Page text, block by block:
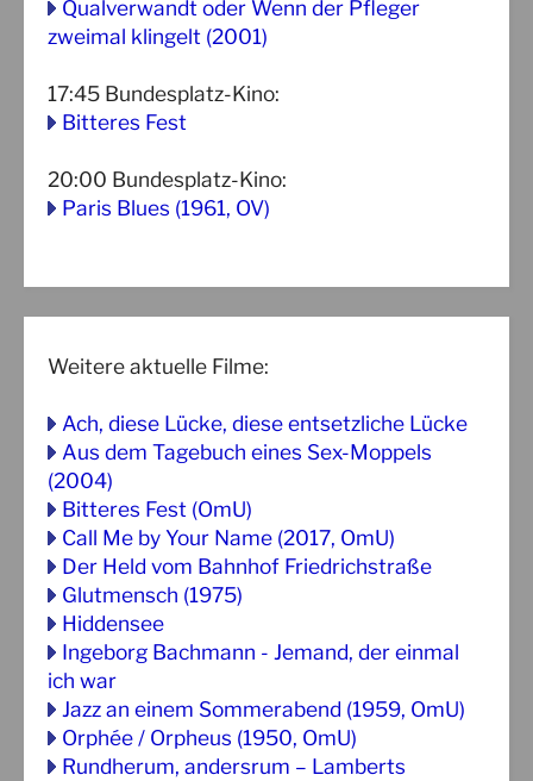
Qualverwandt oder Wenn der Pfleger
zweimal klingelt (2001)
17:45 Bundesplatz-Kino:
Bitteres Fest
20:00 Bundesplatz-Kino:
Paris Blues (1961, OV)
Weitere aktuelle Filme:
Ach, diese Lücke, diese entsetzliche Lücke
Aus dem Tagebuch eines Sex-Moppels
(2004)
Bitteres Fest (OmU)
Call Me by Your Name (2017, OmU)
Der Held vom Bahnhof Friedrichstraße
Glutmensch (1975)
Hiddensee
Ingeborg Bachmann - Jemand, der einmal
ich war
Jazz an einem Sommerabend (1959, OmU)
Orphée / Orpheus (1950, OmU)
Rundherum, andersrum – Lamberts